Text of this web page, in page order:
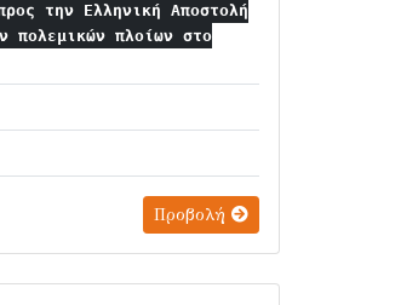
την Ελληνική Αποστολή
πολεμικών πλοίων στο
Προβολή